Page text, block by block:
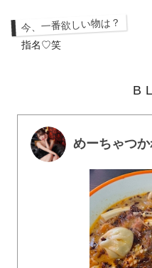
今、一番欲しい物は？
指名♡笑
めーちゃつ